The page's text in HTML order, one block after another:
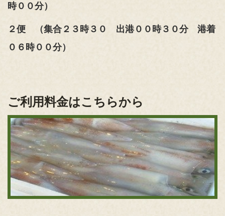
時００分）
２便 （集合２３時３０ 出港００時３０分 港着
０６時００分）
ご利用料金はこちらから